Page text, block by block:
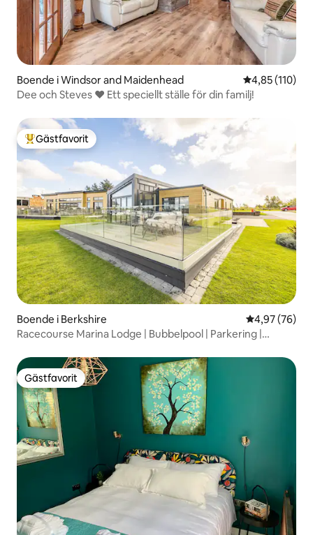
Boende i Windsor and Maidenhead 4,85 av 5 i
4,85 (110)
Dee och Steves ❤ Ett speciellt ställe för din familj!
Populär gästfavorit
Gästfavorit
Boende i Berkshire 4,97 av 5 i
4,97 (76)
Racecourse Marina Lodge | Bubbelpool | Parkering |
Gästfavorit
Gästfavorit